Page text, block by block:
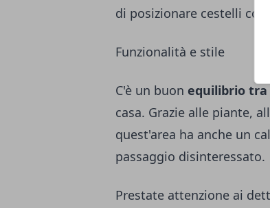
di posizionare cestelli
Funzionalità e stile
C'è un buon equilibrio
casa. Grazie alle piante,
quest'area ha anche un
passaggio disinteressato.
Prestate attenzione ai